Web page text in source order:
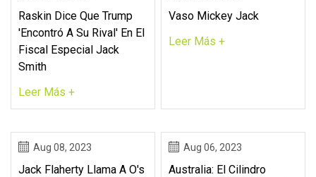
Raskin Dice Que Trump
'encontró A Su Rival' En El
Fiscal Especial Jack
Smith
Leer Más +
Vaso Mickey Jack
Leer Más +
Aug 08, 2023
Jack Flaherty Llama A O's
Aug 06, 2023
Australia: El Cilindro